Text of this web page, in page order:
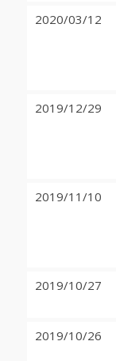
2020/03/12
2019/12/29
2019/11/10
2019/10/27
2019/10/26